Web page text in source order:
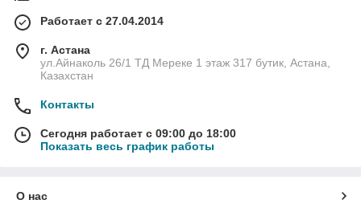
Работает с 27.04.2014
г. Астана
ул.Айнаколь 26/1 ТД Мереке 1 этаж 317 бутик, Астана,
Казахстан
Контакты
Сегодня работает с 09:00 до 18:00
Показать весь график работы
О нас